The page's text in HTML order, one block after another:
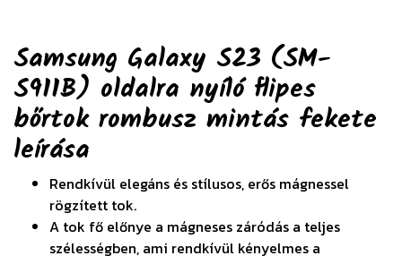
Samsung Galaxy S23 (SM-
S911B) oldalra nyíló flipes
bőrtok rombusz mintás fekete
leírása
Rendkívül elegáns és stílusos, erős mágnessel
rögzített tok.
A tok fő előnye a mágneses záródás a teljes
szélességben, ami rendkívül kényelmes a